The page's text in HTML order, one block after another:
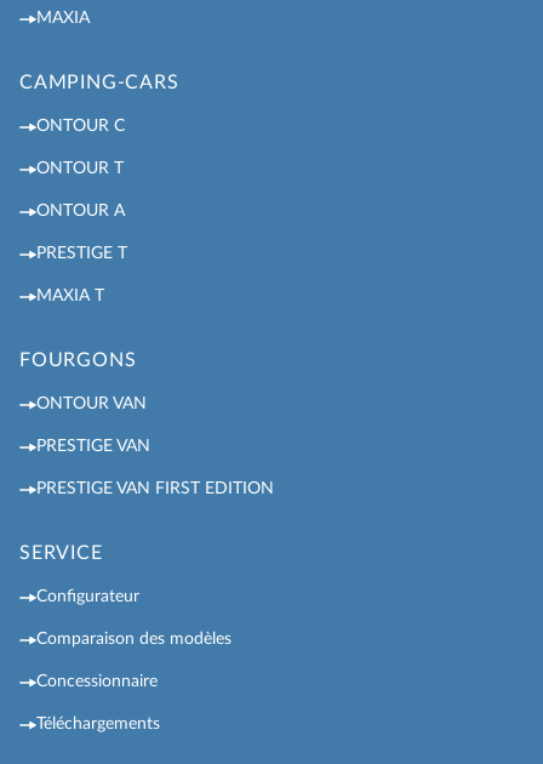
MAXIA
CAMPING-CARS
ONTOUR C
ONTOUR T
ONTOUR A
PRESTIGE T
MAXIA T
FOURGONS
ONTOUR VAN
PRESTIGE VAN
PRESTIGE VAN FIRST EDITION
SERVICE
Configurateur
Comparaison des modèles
Concessionnaire
Téléchargements